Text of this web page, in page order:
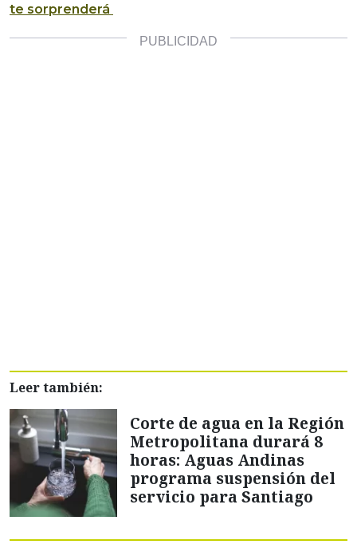
te sorprenderá
Leer también:
Corte de agua en la Región
Metropolitana durará 8
horas: Aguas Andinas
programa suspensión del
servicio para Santiago